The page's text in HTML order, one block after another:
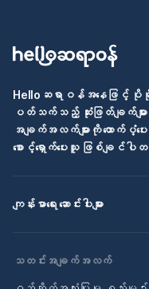
Helloဆရာဝန်အနေဖြင့် ပိုမို
ပတ်သက်သည့် ဆုံးဖြတ်ချက်များ
အချက်အလက်များကို ထောက်ပံ့ပေ
စောင့်ရှောက်ပေးသူ ဖြစ်ချင်ပါ
ကျန်းမာရေး ဆောင်းပါးများ
သတင်းအချက်အလက်